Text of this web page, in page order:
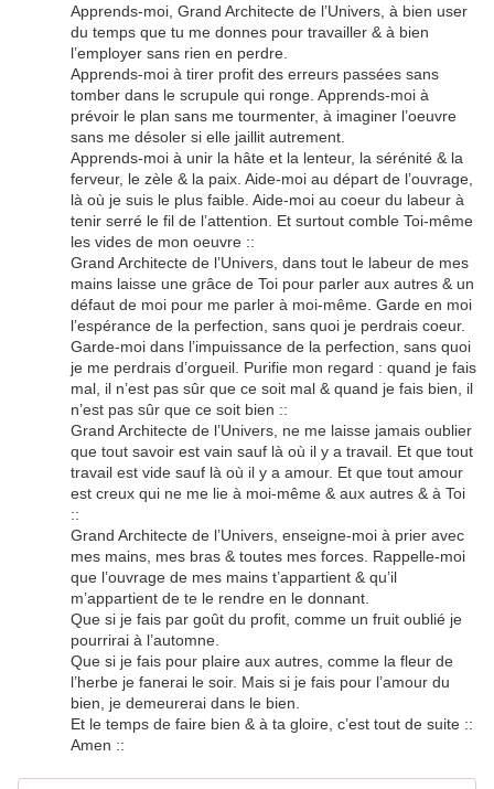
Apprends-moi, Grand Architecte de l’Univers, à bien user
du temps que tu me donnes pour travailler & à bien
l’employer sans rien en perdre.
Apprends-moi à tirer profit des erreurs passées sans
tomber dans le scrupule qui ronge. Apprends-moi à
prévoir le plan sans me tourmenter, à imaginer l’oeuvre
sans me désoler si elle jaillit autrement.
Apprends-moi à unir la hâte et la lenteur, la sérénité & la
ferveur, le zèle & la paix. Aide-moi au départ de l’ouvrage,
là où je suis le plus faible. Aide-moi au coeur du labeur à
tenir serré le fil de l’attention. Et surtout comble Toi-même
les vides de mon oeuvre ::
Grand Architecte de l’Univers, dans tout le labeur de mes
mains laisse une grâce de Toi pour parler aux autres & un
défaut de moi pour me parler à moi-même. Garde en moi
l’espérance de la perfection, sans quoi je perdrais coeur.
Garde-moi dans l’impuissance de la perfection, sans quoi
je me perdrais d’orgueil. Purifie mon regard : quand je fais
mal, il n’est pas sûr que ce soit mal & quand je fais bien, il
n’est pas sûr que ce soit bien ::
Grand Architecte de l’Univers, ne me laisse jamais oublier
que tout savoir est vain sauf là où il y a travail. Et que tout
travail est vide sauf là où il y a amour. Et que tout amour
est creux qui ne me lie à moi-même & aux autres & à Toi
::
Grand Architecte de l’Univers, enseigne-moi à prier avec
mes mains, mes bras & toutes mes forces. Rappelle-moi
que l’ouvrage de mes mains t’appartient & qu’il
m’appartient de te le rendre en le donnant.
Que si je fais par goût du profit, comme un fruit oublié je
pourrirai à l’automne.
Que si je fais pour plaire aux autres, comme la fleur de
l’herbe je fanerai le soir. Mais si je fais pour l’amour du
bien, je demeurerai dans le bien.
Et le temps de faire bien & à ta gloire, c’est tout de suite ::
Amen ::